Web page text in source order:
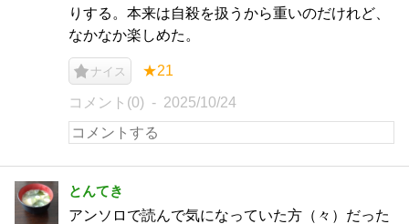
りする。本来は自殺を扱うから重いのだけれど、
なかなか楽しめた。
ナイス ★21
コメント(0) 2025/10/24
とんてき
アンソロで読んで気になっていた方（々）だった